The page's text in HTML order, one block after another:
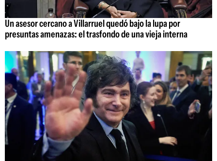
Un asesor cercano a Villarruel quedó bajo la lupa por
presuntas amenazas: el trasfondo de una vieja interna